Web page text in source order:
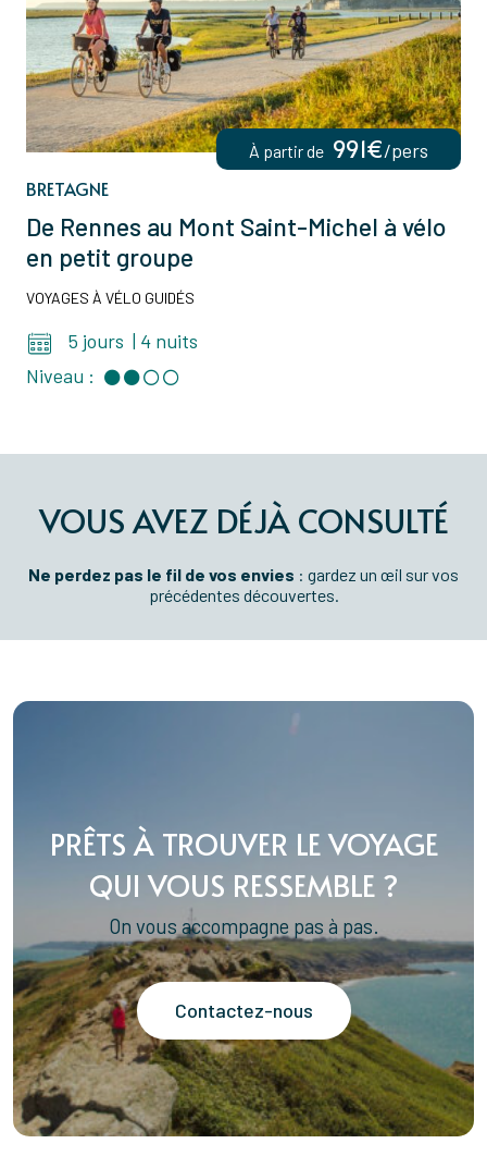
BRETAGNE
De Rennes au Mont Saint-Michel à vélo
en petit groupe
VOYAGES À VÉLO GUIDÉS
5 jours | 4 nuits
Niveau :
À partir de 991€/pers
VOUS AVEZ DÉJÀ CONSULTÉ
Ne perdez pas le fil de vos envies : gardez un œil sur vos
précédentes découvertes.
PRÊTS À TROUVER LE VOYAGE
QUI VOUS RESSEMBLE ?
On vous accompagne pas à pas.
Contactez-nous